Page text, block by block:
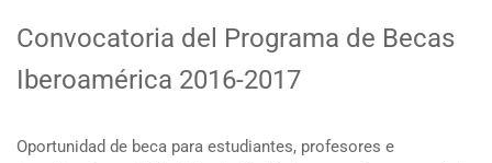
Convocatoria del Programa de Becas
Iberoamérica 2016-2017
Oportunidad de beca para estudiantes, profesores e